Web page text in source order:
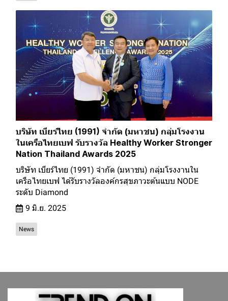
บริษัท เบียร์ไทย (1991) จำกัด (มหาชน) กลุ่มโรงงาน
ในเครือไทยเบฟ รับรางวัล Healthy Worker Stronger
Nation Thailand Awards 2025
บริษัท เบียร์ไทย (1991) จำกัด (มหาชน) กลุ่มโรงงานใน
เครือไทยเบฟ ได้รับรางวัลองค์กรสุขภาวะต้นแบบ NODE
ระดับ Diamond
9 มิ.ย. 2025
News